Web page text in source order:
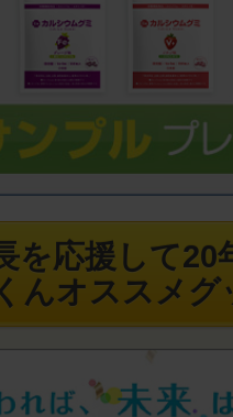
を応援して20
んオススメグ